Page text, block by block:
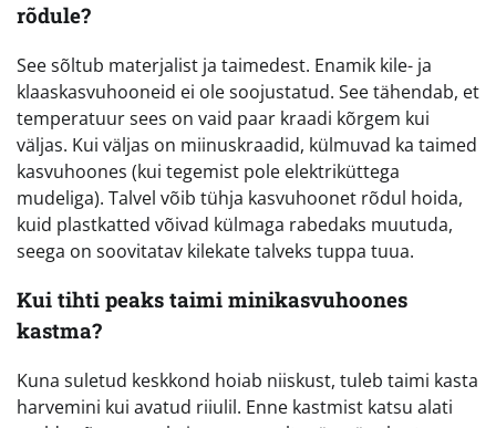
rõdule?
See sõltub materjalist ja taimedest. Enamik kile- ja
klaaskasvuhooneid ei ole soojustatud. See tähendab, et
temperatuur sees on vaid paar kraadi kõrgem kui
väljas. Kui väljas on miinuskraadid, külmuvad ka taimed
kasvuhoones (kui tegemist pole elektriküttega
mudeliga). Talvel võib tühja kasvuhoonet rõdul hoida,
kuid plastkatted võivad külmaga rabedaks muutuda,
seega on soovitatav kilekate talveks tuppa tuua.
Kui tihti peaks taimi minikasvuhoones
kastma?
Kuna suletud keskkond hoiab niiskust, tuleb taimi kasta
harvemini kui avatud riiulil. Enne kastmist katsu alati